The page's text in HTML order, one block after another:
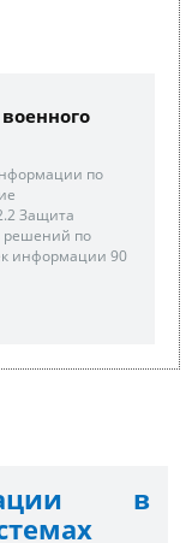
по
Защита
решений по
информации 90
в